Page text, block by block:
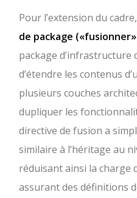
Pour l’extension du
de package («fusionner»
package d’infrastructure
d’étendre les contenus
plusieurs couches
dupliquer les
directive de fusion a
similaire à l’héritage au
réduisant ainsi la charge
assurant des définitions